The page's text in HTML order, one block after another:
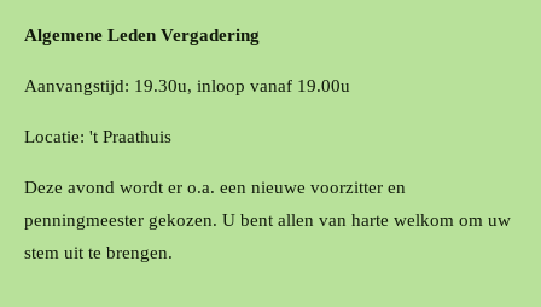
Algemene Leden Vergadering
Aanvangstijd: 19.30u, inloop vanaf 19.00u
Locatie: 't Praathuis
Deze avond wordt er o.a. een nieuwe voorzitter en
penningmeester gekozen. U bent allen van harte welkom om uw
stem uit te brengen.